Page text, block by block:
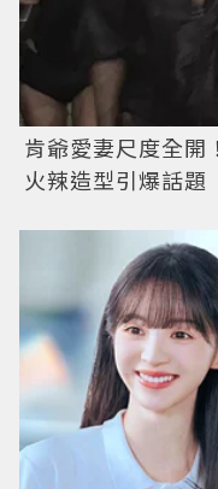
肯爺愛妻尺度全開
火辣造型引爆話題